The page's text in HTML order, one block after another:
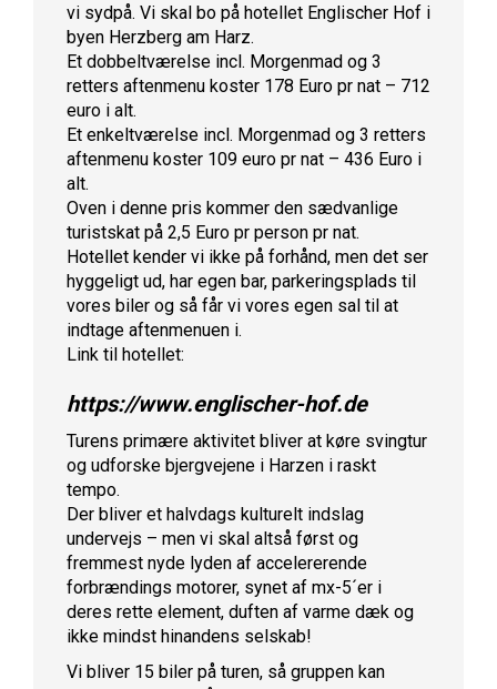
vi sydpå. Vi skal bo på hotellet Englischer Hof i
byen Herzberg am Harz.
Et dobbeltværelse incl. Morgenmad og 3
retters aftenmenu koster 178 Euro pr nat – 712
euro i alt.
Et enkeltværelse incl. Morgenmad og 3 retters
aftenmenu koster 109 euro pr nat – 436 Euro i
alt.
Oven i denne pris kommer den sædvanlige
turistskat på 2,5 Euro pr person pr nat.
Hotellet kender vi ikke på forhånd, men det ser
hyggeligt ud, har egen bar, parkeringsplads til
vores biler og så får vi vores egen sal til at
indtage aftenmenuen i.
Link til hotellet:
https://www.englischer-hof.de
Turens primære aktivitet bliver at køre svingtur
og udforske bjergvejene i Harzen i raskt
tempo.
Der bliver et halvdags kulturelt indslag
undervejs – men vi skal altså først og
fremmest nyde lyden af accelererende
forbrændings motorer, synet af mx-5´er i
deres rette element, duften af varme dæk og
ikke mindst hinandens selskab!
Vi bliver 15 biler på turen, så gruppen kan